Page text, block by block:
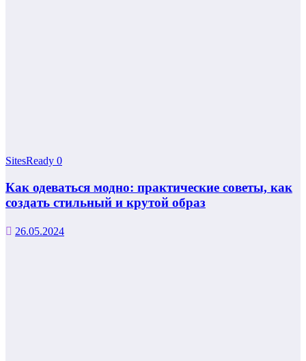
SitesReady 0
Как одеваться модно: практические советы, как
создать стильный и крутой образ
26.05.2024